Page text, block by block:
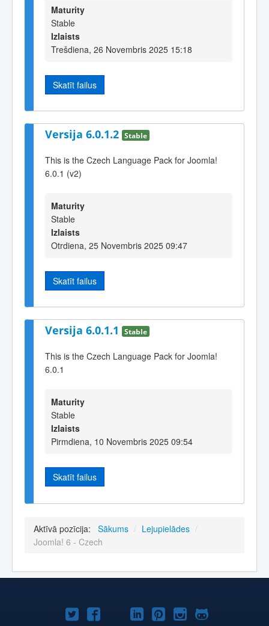
Maturity
Stable
Izlaists
Trešdiena, 26 Novembris 2025 15:18
Skatīt failus
Versija 6.0.1.2 Stable
This is the Czech Language Pack for Joomla!
6.0.1 (v2)
Maturity
Stable
Izlaists
Otrdiena, 25 Novembris 2025 09:47
Skatīt failus
Versija 6.0.1.1 Stable
This is the Czech Language Pack for Joomla!
6.0.1
Maturity
Stable
Izlaists
Pirmdiena, 10 Novembris 2025 09:54
Skatīt failus
Aktīvā pozīcija: Sākums / Lejupielādes /
Joomla! 6 - Czech
Joomla!Joomla!Joomla!
Joomla!Joomla!
Joomla!Joomla!